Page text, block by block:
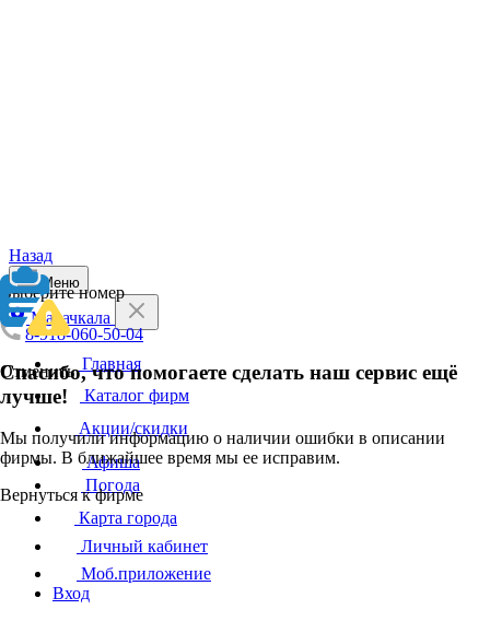
Назад
Выберите номер
8-918-060-50-04
Отменить
Спасибо, что помогаете сделать наш сервис ещё
лучше!
Мы получили информацию о наличии ошибки в описании
фирмы. В ближайшее время мы ее исправим.
Вернуться к фирме
Меню
Махачкала
Главная
Каталог фирм
Акции/скидки
Афиша
Погода
Карта города
Личный кабинет
Моб.приложение
Вход